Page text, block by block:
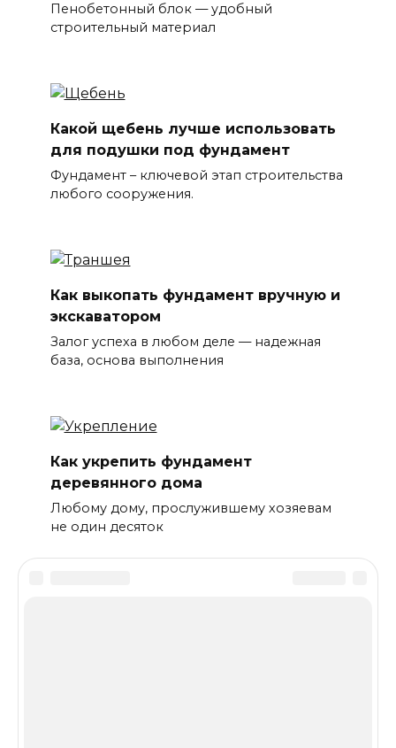
Пенобетонный блок — удобный
строительный материал
Какой щебень лучше использовать
для подушки под фундамент
Фундамент – ключевой этап строительства
любого сооружения.
Как выкопать фундамент вручную и
экскаватором
Залог успеха в любом деле — надежная
база, основа выполнения
Как укрепить фундамент
деревянного дома
Любому дому, прослужившему хозяевам
не один десяток